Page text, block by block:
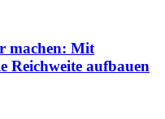
machen: Mit
Reichweite aufbauen